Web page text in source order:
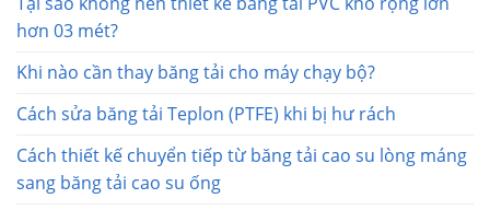
hơn 03 mét?
Khi nào cần thay băng tải cho máy chạy bộ?
Cách sửa băng tải Teplon (PTFE) khi bị hư rách
Cách thiết kế chuyển tiếp từ băng tải cao su lòng máng
sang băng tải cao su ống